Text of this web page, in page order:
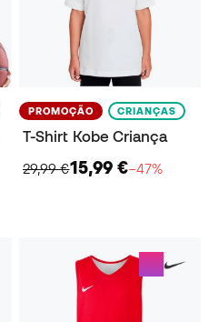
PROMOÇÃO CRIANÇAS
T-Shirt Kobe Criança
29,99 €15,99 €−47%